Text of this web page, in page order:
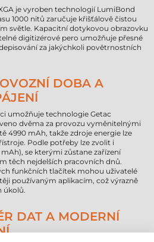
je vyroben technologií LumiBond
1000 nitů zaručuje křišťálově čistou
světle. Kapacitní dotykovou obrazovku
digitizérové pero umožňuje přesné
za jakýchkoli povětrnostních
DOBA A
umožňuje technologie Getac
dvěma za provozu vyměnitelnými
4990 mAh, takže zdroje energie lze
Podle potřeby lze zvolit i
se kterými zůstane zařízení
těch nejdelších pracovních dnů.
funkčních tlačítek mohou uživatelé
používaným aplikacím, což výrazně
úkolů.
DAT A MODERNÍ